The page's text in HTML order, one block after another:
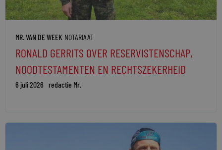
MR. VAN DE WEEK NOTARIAAT
RONALD GERRITS OVER RESERVISTENSCHAP,
NOODTESTAMENTEN EN RECHTSZEKERHEID
6 juli 2026 redactie Mr.